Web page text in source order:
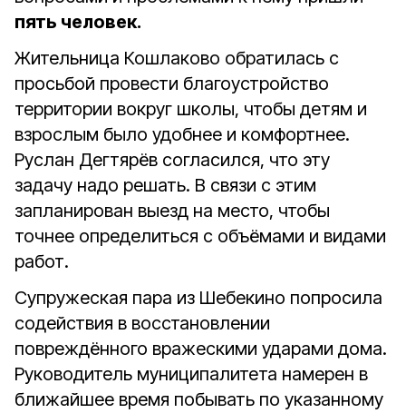
пять человек.
Жительница Кошлаково обратилась с
просьбой провести благоустройство
территории вокруг школы, чтобы детям и
взрослым было удобнее и комфортнее.
Руслан Дегтярёв согласился, что эту
задачу надо решать. В связи с этим
запланирован выезд на место, чтобы
точнее определиться с объёмами и видами
работ.
Супружеская пара из Шебекино попросила
содействия в восстановлении
повреждённого вражескими ударами дома.
Руководитель муниципалитета намерен в
ближайшее время побывать по указанному